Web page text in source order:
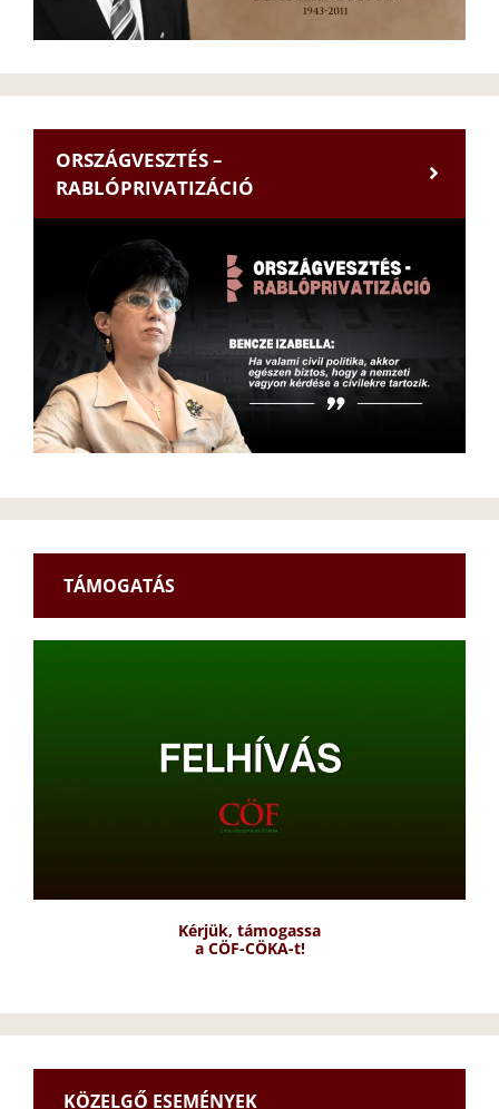
ORSZÁGVESZTÉS –
RABLÓPRIVATIZÁCIÓ
TÁMOGATÁS
Kérjük, támogassa
a CÖF-CÖKA-t!
KÖZELGŐ ESEMÉNYEK